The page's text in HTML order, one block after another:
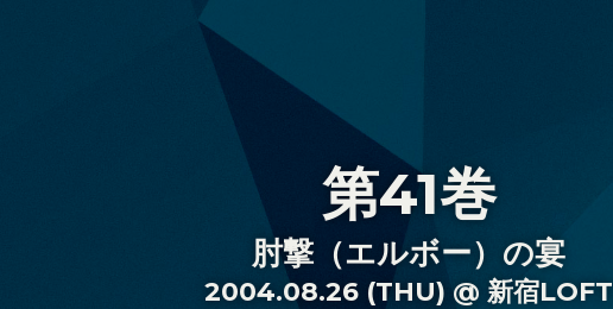
第41巻
肘撃（エルボー）の宴
2004.08.26 (THU) @ 新宿LOFT